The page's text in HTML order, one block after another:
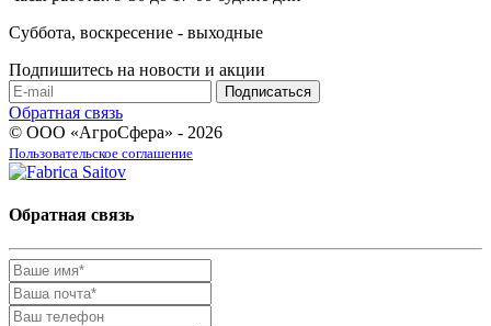
Суббота, воскресение - выходные
Подпишитесь на новости и акции
Обратная связь
© ООО «АгроСфера» - 2026
Пользовательское соглашение
Обратная связь